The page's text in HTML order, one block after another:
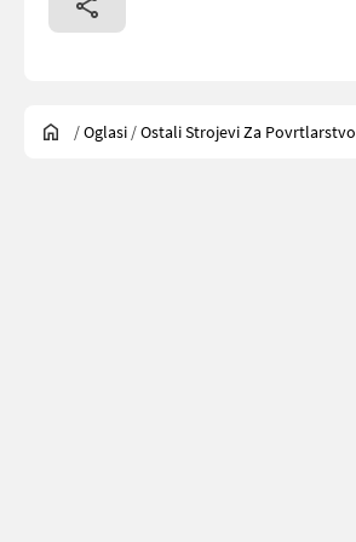
/Oglasi /Ostali Strojevi Za Povrtlarstvo